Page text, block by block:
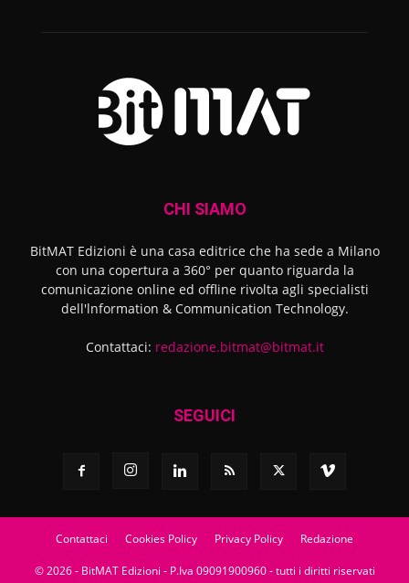
CHI SIAMO
BitMAT Edizioni è una casa editrice che ha sede a Milano
con una copertura a 360° per quanto riguarda la
comunicazione online ed offline rivolta agli specialisti
dell'lnformation & Communication Technology.
Contattaci: redazione.bitmat@bitmat.it
SEGUICI
Contattaci Cookies Policy Privacy Policy Redazione
© 2026 - BitMAT Edizioni - P.Iva 09091900960 - tutti i diritti riservati